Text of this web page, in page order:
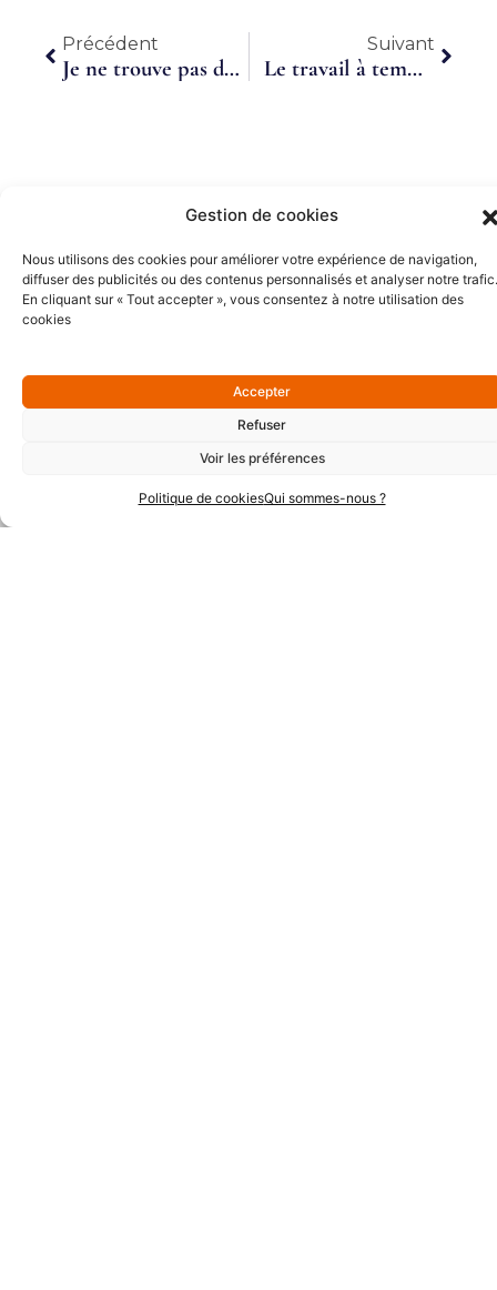
Gestion de cookies
Nous utilisons des cookies pour améliorer votre expérience de navigation,
diffuser des publicités ou des contenus personnalisés et analyser notre trafic.
En cliquant sur « Tout accepter », vous consentez à notre utilisation des
cookies
Accepter
Refuser
Voir les préférences
Politique de cookiesQui sommes-nous ?
Précédent
Précédent
Je ne trouve pas de CDI : 5 façons de bosser autrement #5
Suivant
Le travail à temps partagé gagne les TPE/PME
Partenaires Or